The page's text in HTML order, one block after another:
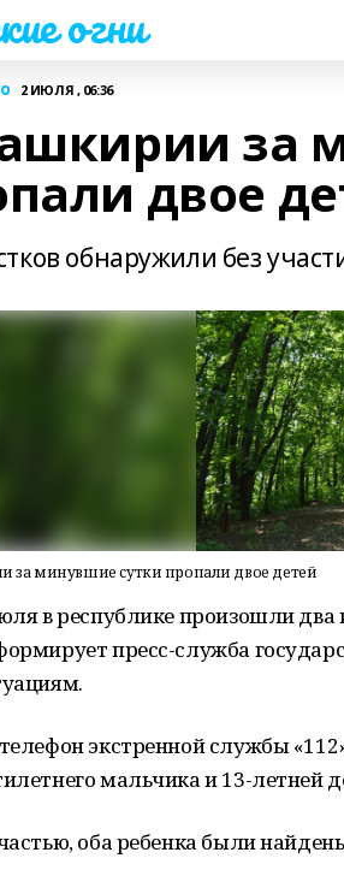
огни
2 ИЮЛЯ , 06:36
за
двое
обнаружили без
за минувшие сутки пропали двое детей
в республике произошли два
пресс-служба
экстренной службы
мальчика и 13-летней
оба ребенка были